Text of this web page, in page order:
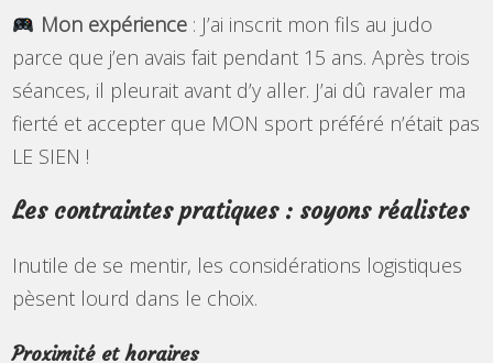
Mon expérience: J’ai inscrit mon fils au judo
parce que j’en avais fait pendant 15 ans. Après trois
séances, il pleurait avant d’y aller. J’ai dû ravaler ma
fierté et accepter que MON sport préféré n’était pas
LE SIEN !
Les contraintes pratiques : soyons réalistes
Inutile de se mentir, les considérations logistiques
pèsent lourd dans le choix.
Proximité et horaires